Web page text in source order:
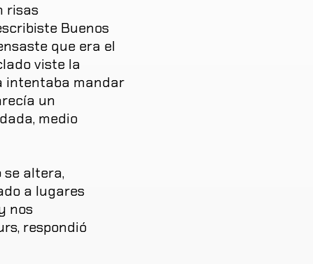
risas
Buenos
que era el
viste la
intentaba mandar
un
, medio
se altera,
a lugares
nos
, respondió